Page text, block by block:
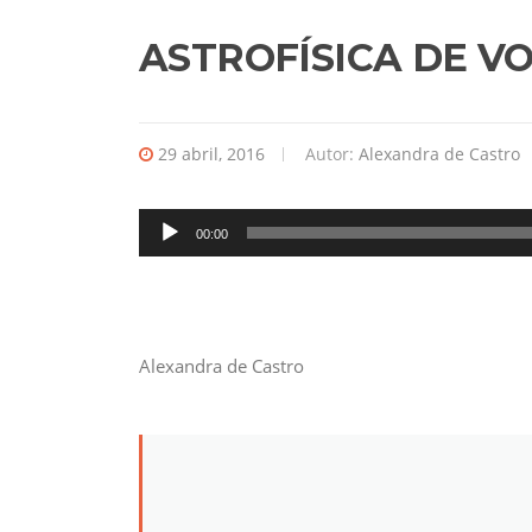
ASTROFÍSICA DE
29 abril, 2016 Autor: Alexandra de Castro
Reproductor
de
00:00
Alexandra de Castro